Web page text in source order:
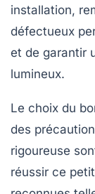
installation,
défectueux
et de garantir
lumineux.
Le choix du
des
rigoureuse
réussir ce